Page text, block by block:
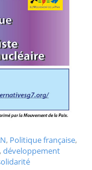
, Politique française,
,développement